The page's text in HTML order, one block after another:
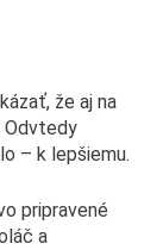
že aj na
Odvtedy
– k lepšiemu.
pripravené
a